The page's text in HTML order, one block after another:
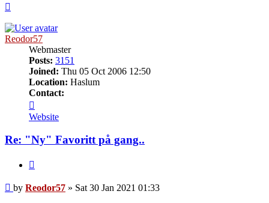
Reodor57
Webmaster
Posts: 3151
Joined: Thu 05 Oct 2006 12:50
Location: Haslum
Contact:
Reodor57
Website
Re: "Ny" Favoritt på gang..
Post
by Reodor57 » Sat 30 Jan 2021 01:33